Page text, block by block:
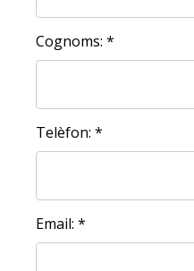
Cognoms: *
Telèfon: *
Email: *